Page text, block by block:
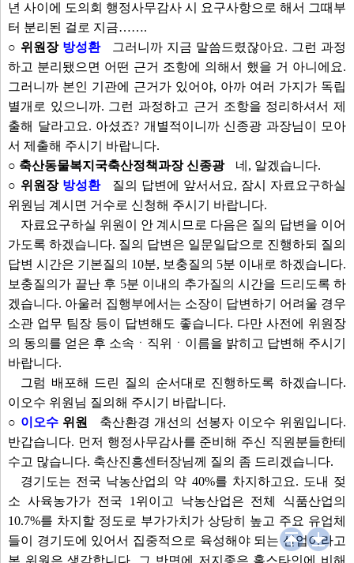
년 사이에 도의회 행정사무감사 시 요구사항으로 해서 그때부
터 분리된 걸로 지금…….
○ 위원장 방성환
그러니까 지금 말씀드렸잖아요. 그런 과정
하고 분리됐으면 어떤 근거 조항에 의해서 했을 거 아니에요.
그러니까 본인 기관에 근거가 있어야, 아까 여러 가지가 독립
별개로 있으니까. 그런 과정하고 근거 조항을 정리하셔서 제
출해 달라고요. 아셨죠? 개별적이니까 신종광 과장님이 모아
서 제출해 주시기 바랍니다.
○ 축산동물복지국축산정책과장 신종광
네, 알겠습니다.
○ 위원장 방성환
질의 답변에 앞서서요, 잠시 자료요구하실
위원님 계시면 거수로 신청해 주시기 바랍니다.
자료요구하실 위원이 안 계시므로 다음은 질의 답변을 이어
가도록 하겠습니다. 질의 답변은 일문일답으로 진행하되 질의
답변 시간은 기본질의 10분, 보충질의 5분 이내로 하겠습니다.
보충질의가 끝난 후 5분 이내의 추가질의 시간을 드리도록 하
겠습니다. 아울러 집행부에서는 소장이 답변하기 어려울 경우
소관 업무 팀장 등이 답변해도 좋습니다. 다만 사전에 위원장
의 동의를 얻은 후 소속ㆍ직위ㆍ이름을 밝히고 답변해 주시기
바랍니다.
그럼 배포해 드린 질의 순서대로 진행하도록 하겠습니다.
이오수 위원님 질의해 주시기 바랍니다.
○ 이오수 위원
축산환경 개선의 선봉자 이오수 위원입니다.
반갑습니다. 먼저 행정사무감사를 준비해 주신 직원분들한테
수고 많습니다. 축산진흥센터장님께 질의 좀 드리겠습니다.
경기도는 전국 낙농산업의 약 40%를 차지하고요. 도내 젖
소 사육농가가 전국 1위이고 낙농산업은 전체 식품산업의
10.7%를 차지할 정도로 부가가치가 상당히 높고 주요 유업체
들이 경기도에 있어서 집중적으로 육성해야 되는 산업이라고
본 위원은 생각합니다. 그 반면에 저지종은 홀스타인에 비해